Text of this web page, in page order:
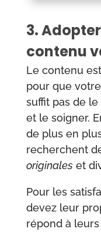
3.
contenu
Le contenu
pour que
suffit pas de
et le soigner.
de plus en
recherchent
originales et
Pour les
devez leur
répond à